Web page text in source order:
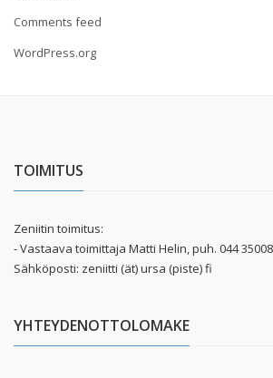
Comments feed
WordPress.org
TOIMITUS
Zeniitin toimitus:
- Vastaava toimittaja Matti Helin, puh. 044
Sähköposti: zeniitti (ät) ursa (piste) fi
YHTEYDENOTTOLOMAKE